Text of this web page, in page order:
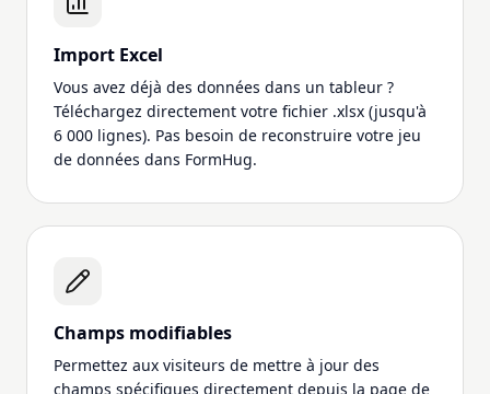
Import Excel
Vous avez déjà des données dans un tableur ?
Téléchargez directement votre fichier .xlsx (jusqu'à
6 000 lignes). Pas besoin de reconstruire votre jeu
de données dans FormHug.
Champs modifiables
Permettez aux visiteurs de mettre à jour des
champs spécifiques directement depuis la page de